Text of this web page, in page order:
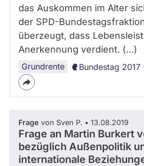
das Auskommen im Alter
der SPD-
überzeugt, dass
Anerkennung verdient. (...)
Grundrente Bundestag 2017
Frage von Sven P. • 13.08.2019
Frage an Martin Burkert
bezüglich Außenpolitik
internationale